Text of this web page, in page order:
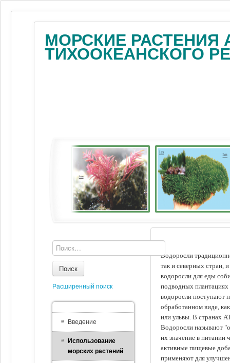
МОРСКИЕ РАСТЕНИЯ
ТИХООКЕАНСКОГО
Водоросли
так и северных стран,
водоросли для еды
подводных
водоросли поступают
обработанном виде,
или ульвы. В странах
Водоросли называют
их значение в питании
активные пищевые
применяют для
Поиск
Расширенный поиск
Введение
Использование
морских растений